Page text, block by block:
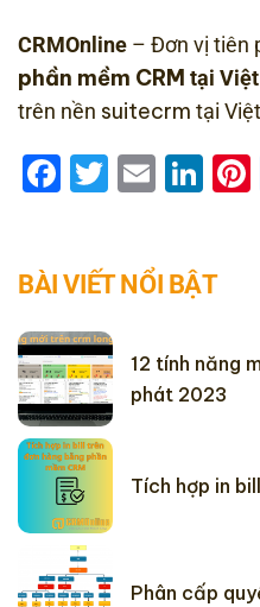
CRMOnline – Đơn vị tiên
phần mềm CRM tại
trên nền suitecrm tại
Facebook
Twitter
Email
BÀI VIẾT NỔI BẬT
12 tính năng
phát 2023
Tích hợp in
Phân cấp